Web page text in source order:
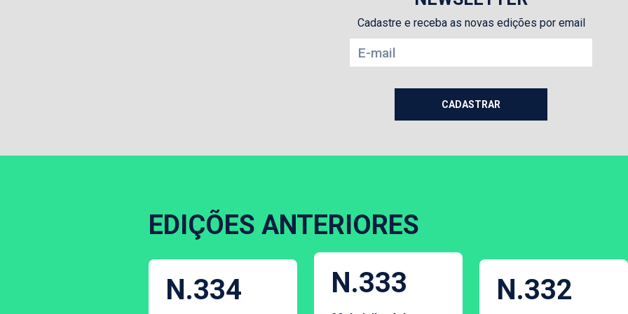
Cadastre e receba as novas edições por email
EDIÇÕES ANTERIORES
N.334 N.333 N.332